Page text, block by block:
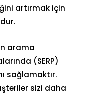
artırmak için
arama
(SERP)
sağlamaktır.
sizi daha